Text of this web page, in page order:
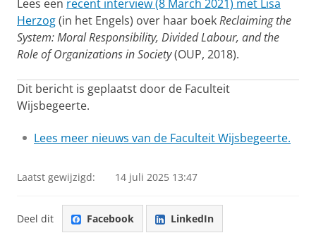
Lees een recent interview (8 March 2021) met Lisa
Herzog(in het Engels) over haar boekReclaiming the
System: Moral Responsibility, Divided Labour, and the
Role of Organizations in Society(OUP, 2018).
Dit bericht is geplaatst door de Faculteit
Wijsbegeerte.
Lees meer nieuws van de Faculteit Wijsbegeerte.
Laatst gewijzigd: 14 juli 2025 13:47
Deel dit Facebook LinkedIn